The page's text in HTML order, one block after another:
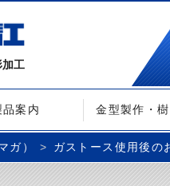
加工
品案内 金型製作・
ガ） ガストース使用後の